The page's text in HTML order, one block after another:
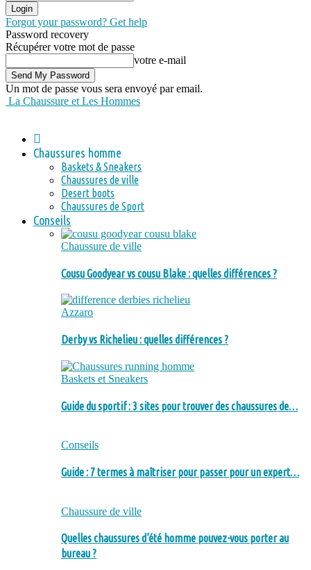
Forgot your password? Get help
Password recovery
Récupérer votre mot de passe
votre e-mail
Un mot de passe vous sera envoyé par email.
La Chaussure et Les Hommes
Chaussures homme
Baskets & Sneakers
Chaussures de ville
Desert boots
Chaussures de Sport
Conseils
Chaussure de ville
Cousu Goodyear vs cousu Blake : quelles différences ?
Azzaro
Derby vs Richelieu : quelles différences ?
Baskets et Sneakers
Guide du sportif : 3 sites pour trouver des chaussures de…
Conseils
Guide : 7 termes à maîtriser pour passer pour un expert…
Chaussure de ville
Quelles chaussures d’été homme pouvez-vous porter au
bureau ?